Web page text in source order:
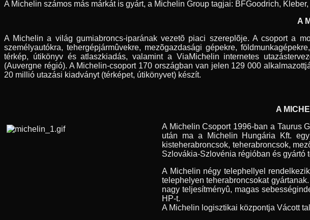
A Michelin számos más márkát is gyárt, a Michelin Group tagjai: BFGoodrich, Kleber,
A
A Michelin a világ gumiabroncs-iparának vezetõ piaci szereplõje. A csoport a
személyautókra, tehergépjármûvekre, mezõgazdasági gépekre,
térkép, útikönyv és atlaszkiadás, valamint a ViaMichelin internetes
(Auvergne régió). A Michelin-csoport 170 országban van jelen 129 000
20 millió utazási kiadványt (térképet, útikönyvet) készít.
A
A Michelin Csoport 1996-ban a Taurus
után ma a Michelin Hungária Kft.
kisteherabroncsok, teherabroncsok,
Szlovákia-Szlovénia régióban és gyártó
A Michelin négy telephellyel
telephelyen teherabroncsokat
nagy teljesítményû, magas
HP-t.
A Michelin logisztikai központja Vácott